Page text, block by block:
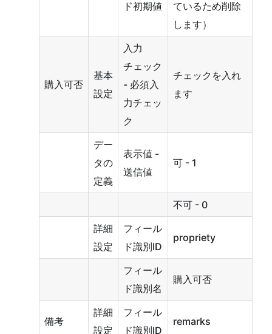
ド初期値
ているため削除
します）
購入可否
基本
設定
入力
チェック
- 必須入
力チェッ
ク
チェックを入れ
ます
デー
タの
定義
表示値 -
送信値
可 - 1
不可 - 0
詳細
設定
フィール
ド識別ID
propriety
フィール
ド識別名
購入可否
備考
詳細
設定
フィール
ド識別ID
remarks